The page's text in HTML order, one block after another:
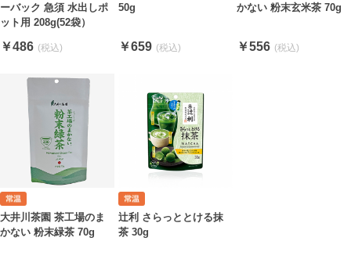
ーバック 急須 水出しポ
ット用 208g(52袋）
￥486
50g
￥659
かない 粉末玄米茶 70g
￥556
大井川茶園 茶工場のま
かない 粉末緑茶 70g
辻利 さらっととける抹
茶 30g